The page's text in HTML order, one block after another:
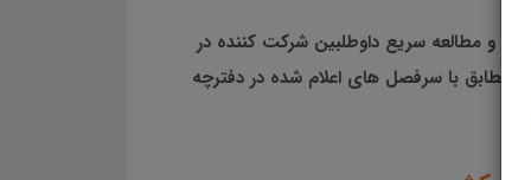
و مطالعه سریع داوطلبین شرکت کننده در
و مطابق با سرفصل های اعلام شده در دفترچه